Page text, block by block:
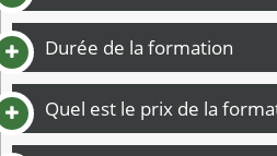
Durée de la formation
Quel est le prix de la